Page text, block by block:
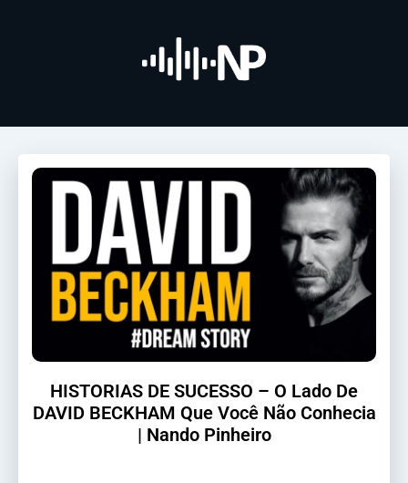
HISTORIAS DE SUCESSO – O Lado De
DAVID BECKHAM Que Você Não Conhecia
| Nando Pinheiro